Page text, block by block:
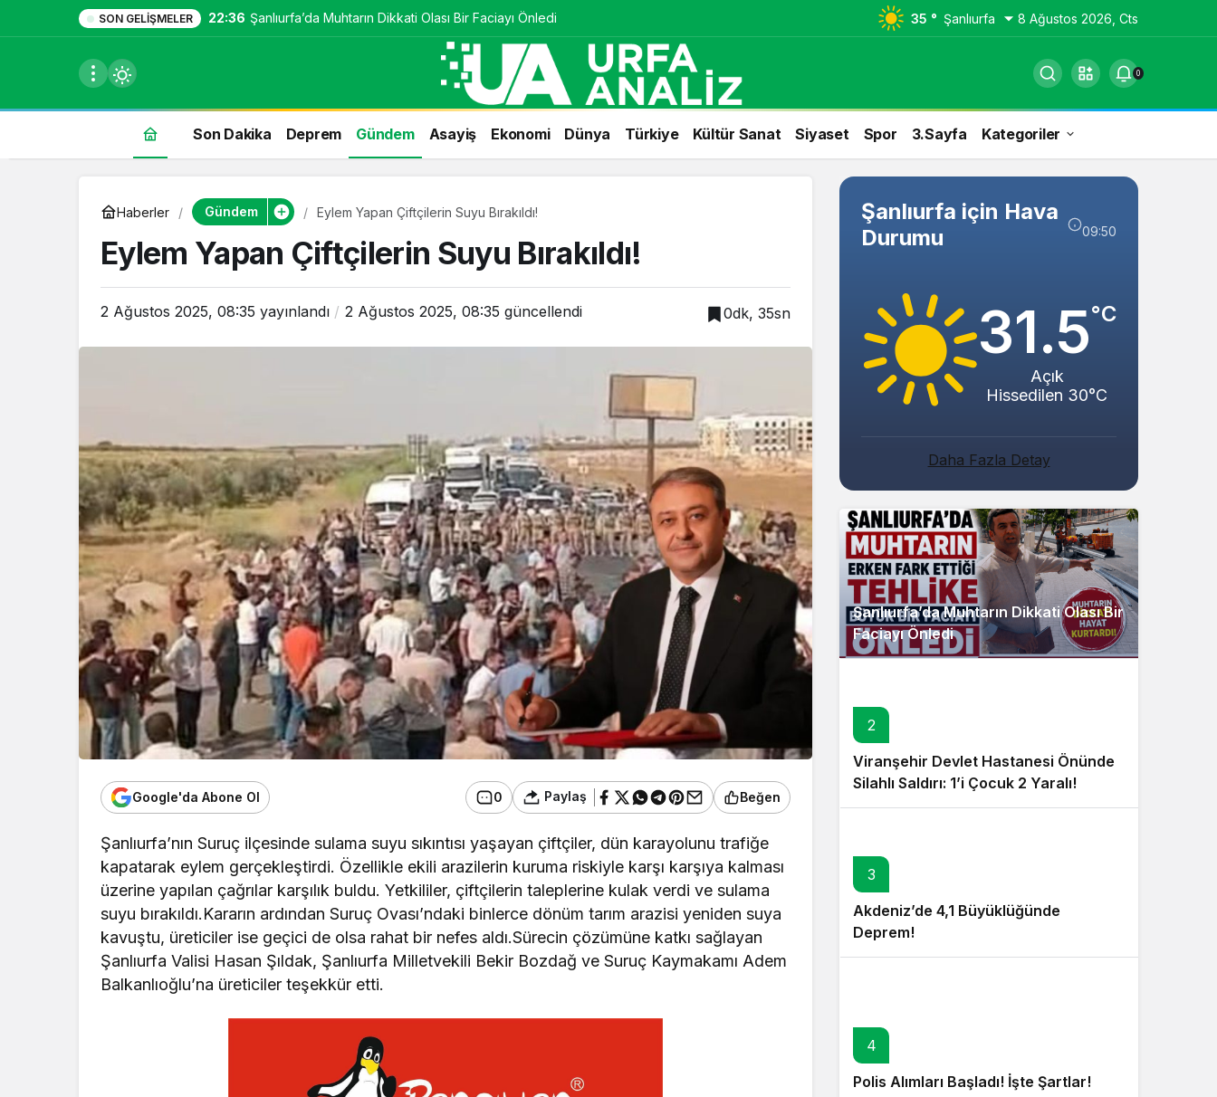
SON GELIŞMELER 22:36 Şanlıurfa’da Muhtarın Dikkati Olası Bir Faciayı Önledi 35 ° Şanlıurfa 8 Ağustos 2026, Cts
0
Son Dakika Deprem Gündem Asayiş Ekonomi Dünya Türkiye Kültür Sanat Siyaset Spor 3.Sayfa Kategoriler
Haberler Gündem Eylem Yapan Çiftçilerin Suyu Bırakıldı!
Eylem Yapan Çiftçilerin Suyu Bırakıldı!
2 Ağustos 2025, 08:35 yayınlandı 2 Ağustos 2025, 08:35 güncellendi 0dk, 35sn
Google'da Abone Ol 0 Paylaş Beğen
Şanlıurfa’nın Suruç ilçesinde sulama suyu sıkıntısı yaşayan çiftçiler, dün karayolunu trafiğe
kapatarak eylem gerçekleştirdi. Özellikle ekili arazilerin kuruma riskiyle karşı karşıya kalması
üzerine yapılan çağrılar karşılık buldu. Yetkililer, çiftçilerin taleplerine kulak verdi ve sulama
suyu bırakıldı.Kararın ardından Suruç Ovası’ndaki binlerce dönüm tarım arazisi yeniden suya
kavuştu, üreticiler ise geçici de olsa rahat bir nefes aldı.Sürecin çözümüne katkı sağlayan
Şanlıurfa Valisi Hasan Şıldak, Şanlıurfa Milletvekili Bekir Bozdağ ve Suruç Kaymakamı Adem
Balkanlıoğlu’na üreticiler teşekkür etti.
Şanlıurfa için Hava
Durumu
09:50
31.5°C
Açık
Hissedilen 30°C
Daha Fazla Detay
Şanlıurfa’da Muhtarın Dikkati Olası Bir
Faciayı Önledi
2
Viranşehir Devlet Hastanesi Önünde
Silahlı Saldırı: 1’i Çocuk 2 Yaralı!
3
Akdeniz’de 4,1 Büyüklüğünde
Deprem!
4
Polis Alımları Başladı! İşte Şartlar!